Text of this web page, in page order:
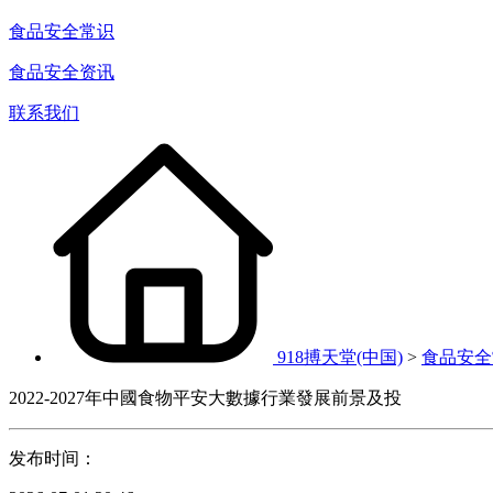
食品安全常识
食品安全资讯
联系我们
918搏天堂(中国) > 食品安
2022-2027年中國食物平安大數據行業發展前景及投
发布时间：